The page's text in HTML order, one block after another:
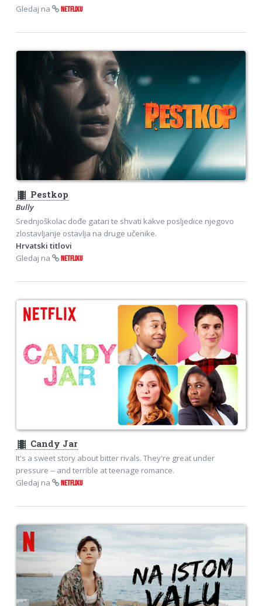
Gledaj na
NETFLIXU
theaters Pestkop
Bully
Srednjoškolac dođe gatari te shvati kakve posljedice njegovo
zlostavljanje ostavlja na druge učenike.
Hrvatski titlovi
Gledaj na
NETFLIXU
theaters Candy Jar
It's a sweet story about bitter rivals. They're great under
pressure -- and terrible at teenage romance.
Gledaj na
NETFLIXU